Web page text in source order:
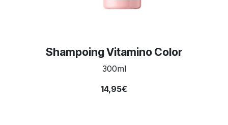
Shampoing Vitamino Color
300ml
14,95€